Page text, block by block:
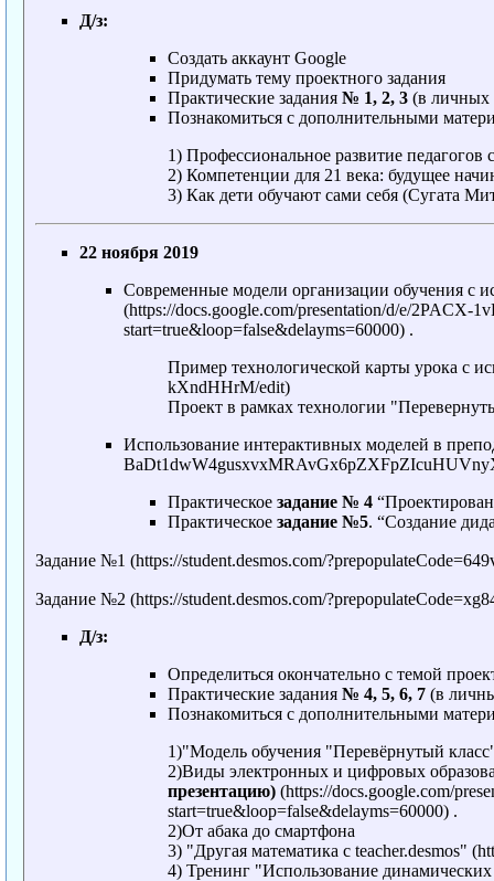
Д/з:
Создать аккаунт Google
Придумать тему проектного задания
Практические задания № 1, 2, 3 (в личных
Познакомиться с дополнительными
1) Профессиональное развитие
2) Компетенции для 21 века: будущее
3) Как дети обучают сами себя (Сугата
22 ноября 2019
Современные модели организации обучения
.
Пример технологической карты урока с
Проект в рамках технологии
Использование интерактивных моделей в
Практическое задание № 4
Практическое задание №5. “Создание
Задание №1
Задание №2
Д/з:
Определиться окончательно с темой
Практические задания № 4, 5, 6, 7 (в
Познакомиться с дополнительными
1)"Модель обучения "Перевёрнутый
2)Виды электронных и цифровых
презентацию)
.
2)От абака до смартфона
3) "Другая математика с teacher.desmos"
4) Тренинг "Использование